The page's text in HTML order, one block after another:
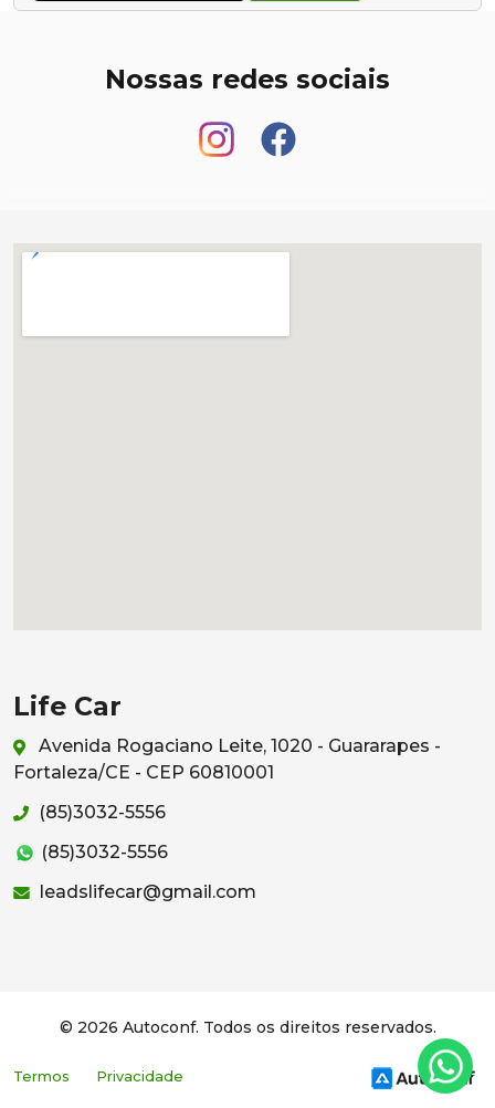
Nossas redes sociais
Life Car
Avenida Rogaciano Leite, 1020 - Guararapes -
Fortaleza/CE - CEP 60810001
(85)3032-5556
(85)3032-5556
leadslifecar@gmail.com
© 2026 Autoconf. Todos os direitos reservados.
Termos Privacidade